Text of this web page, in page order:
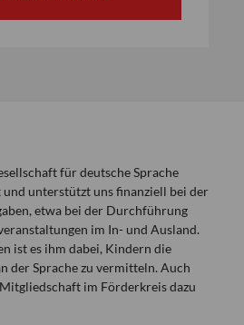
für deutsche Sprache
unterstützt uns finanziell bei der
etwa bei der Durchführung
im In- und Ausland.
ist es ihm dabei, Kindern die
der Sprache zu vermitteln. Auch
im Förderkreis dazu